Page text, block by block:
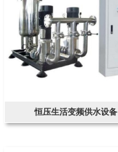
恒压生活变频供水设备